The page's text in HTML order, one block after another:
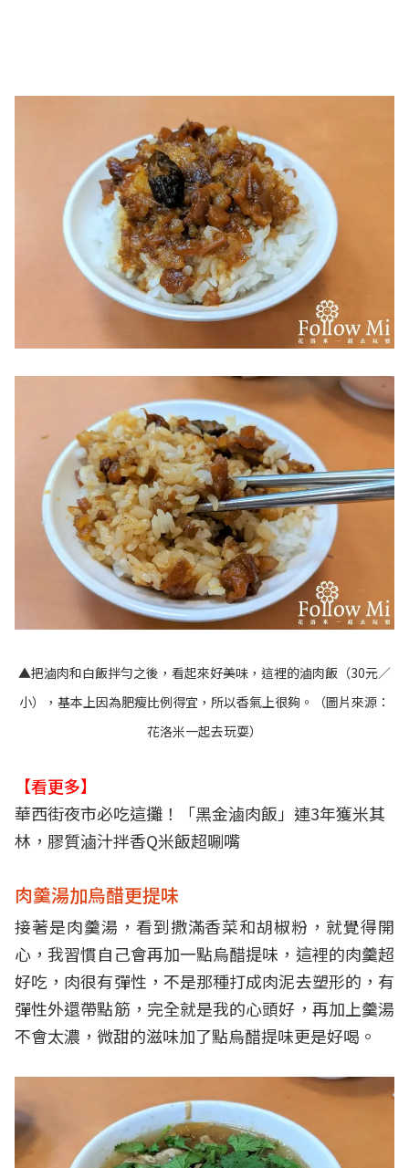
▲把滷肉和白飯拌勻之後，看起來好美味，這裡的滷肉飯（30元／
小），基本上因為肥瘦比例得宜，所以香氣上很夠。（圖片來源：
花洛米一起去玩耍）
【看更多】
華西街夜市必吃這攤！「黑金滷肉飯」連3年獲米其
林，膠質滷汁拌香Q米飯超唰嘴
肉羹湯加烏醋更提味
接著是肉羹湯，看到撒滿香菜和胡椒粉，就覺得開
心，我習慣自己會再加一點烏醋提味，這裡的肉羹超
好吃，肉很有彈性，不是那種打成肉泥去塑形的，有
彈性外還帶點筋，完全就是我的心頭好，再加上羹湯
不會太濃，微甜的滋味加了點烏醋提味更是好喝。